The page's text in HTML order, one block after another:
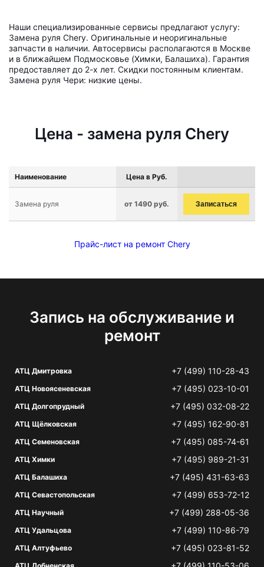
Наши специализированные сервисы предлагают услугу:
Замена руля Chery. Оригинальные и неоригинальные
запчасти в наличии. Автосервисы располагаются в Москве
и в ближайшем Подмосковье (Химки, Балашиха). Гарантия
предоставляет до 2-х лет. Скидки постоянным клиентам.
Замена руля Чери: низкие цены.
Цена - замена руля Chery
Наименование Цена в Руб.
Замена руля от 1490 руб. Записаться
Прайс-лист на ремонт Chery
Запись на обслуживание и
ремонт
АТЦ Дмитровка +7 (499) 110-28-43
АТЦ Новоясеневская +7 (495) 023-10-01
АТЦ Долгопрудный +7 (495) 032-08-22
АТЦ Щёлковская +7 (495) 162-90-81
АТЦ Семеновская +7 (495) 085-74-61
АТЦ Химки +7 (495) 989-21-31
АТЦ Балашиха +7 (495) 431-63-63
АТЦ Севастопольская +7 (499) 653-72-12
АТЦ Научный +7 (499) 288-05-36
АТЦ Удальцова +7 (499) 110-86-79
АТЦ Алтуфьево +7 (495) 023-81-52